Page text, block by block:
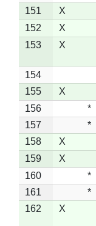
151
X
152
X
153
X
154
155
X
156
*
157
*
158
X
159
X
160
*
161
*
162
X